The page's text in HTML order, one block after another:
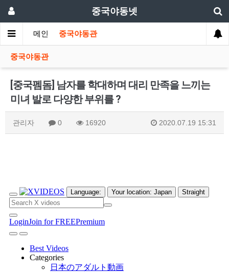
중국야동넷
메인 중국야동관
중국야동관
[중국펨돔] 남자를 학대하며 대리 만족을 느끼는
미녀 발로 다양한 부위를 ?
관리자 0 16920 2020.07.19 15:31